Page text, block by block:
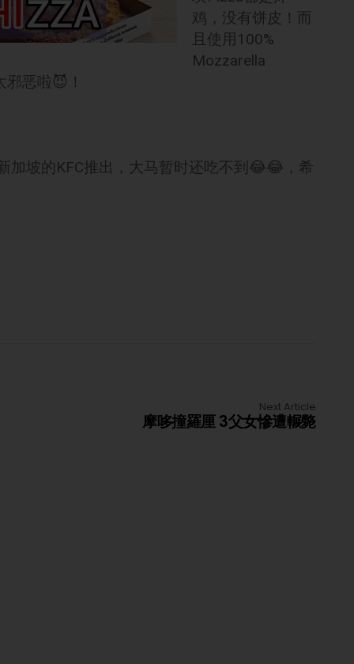
鸡，没有饼皮！而
且使用100%
Mozzarella
恶啦😈！
加坡的KFC推出，大马暂时还吃不到😂😂，希
Next Article
摩哆撞羅厘 3父女慘遭輾斃